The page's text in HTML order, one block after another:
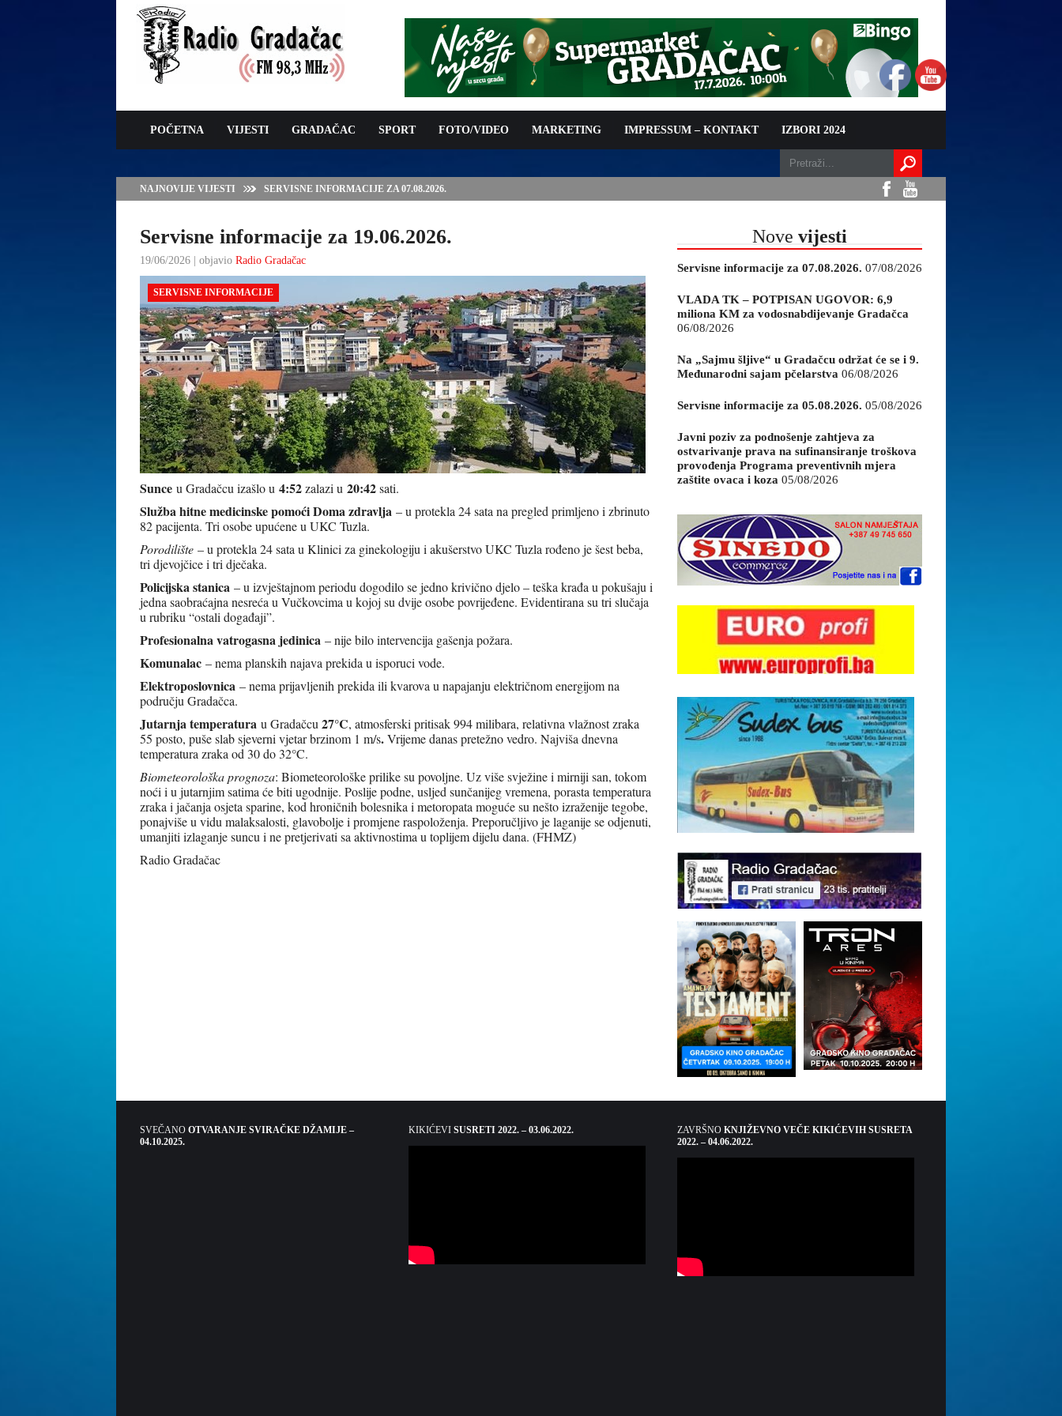
POČETNA VIJESTI GRADAČAC SPORT FOTO/VIDEO MARKETING IMPRESSUM – KONTAKT IZBORI 2024
NAJNOVIJE VIJESTI
VLADA TK – POTPISAN UGOVOR: 6,9 MILIONA KM ZA VODOSNABDIJEVANJE
GRADAČCA
Servisne informacije za 19.06.2026.
19/06/2026 | objavio Radio Gradačac
SERVISNE INFORMACIJE
Sunce u Gradačcu izašlo u 4:52zalazi u 20:42sati.
Služba hitne medicinske pomoći Doma zdravlja – u protekla 24 sata na pregled primljeno i zbrinuto
82 pacijenta. Tri osobe upućene u UKC Tuzla.
Porodilište – u protekla 24 sata u Klinici za ginekologiju i akušerstvo UKC Tuzla rođeno je šest beba,
tri djevojčice i tri dječaka.
Policijska stanica – u izvještajnom periodu dogodilo se jedno krivično djelo – teška krađa u pokušaju i
jedna saobraćajna nesreća u Vučkovcima u kojoj su dvije osobe povrijeđene. Evidentirana su tri slučaja
u rubriku “ostali događaji”.
Profesionalna vatrogasna jedinica – nije bilo intervencija gašenja požara.
Komunalac – nema planskih najava prekida u isporuci vode.
Elektroposlovnica – nema prijavljenih prekida ili kvarova u napajanju električnom energijom na
području Gradačca.
Jutarnja temperatura u Gradačcu 27°C, atmosferski pritisak 994 milibara, relativna vlažnost zraka
55 posto, puše slab sjeverni vjetar brzinom 1 m/s.Vrijeme danas pretežno vedro. Najviša dnevna
temperatura zraka od 30 do 32°C.
Biometeorološka prognoza: Biometeorološke prilike su povoljne. Uz više svježine i mirniji san, tokom
noći i u jutarnjim satima će biti ugodnije. Poslije podne, usljed sunčanijeg vremena, porasta temperatura
zraka i jačanja osjeta sparine, kod hroničnih bolesnika i metoropata moguće su nešto izraženije tegobe,
ponajviše u vidu malaksalosti, glavobolje i promjene raspoloženja. Preporučljivo je laganije se odjenuti,
umanjiti izlaganje suncu i ne pretjerivati sa aktivnostima u toplijem dijelu dana. (FHMZ)
Radio Gradačac
Nove vijesti
Servisne informacije za 07.08.2026. 07/08/2026
VLADA TK – POTPISAN UGOVOR: 6,9
miliona KM za vodosnabdijevanje Gradačca
06/08/2026
Na „Sajmu šljive“ u Gradačcu održat će se i 9.
Međunarodni sajam pčelarstva 06/08/2026
Servisne informacije za 05.08.2026. 05/08/2026
Javni poziv za podnošenje zahtjeva za
ostvarivanje prava na sufinansiranje troškova
provođenja Programa preventivnih mjera
zaštite ovaca i koza 05/08/2026
SVEČANO OTVARANJE SVIRAČKE DŽAMIJE –
04.10.2025.
KIKIĆEVI SUSRETI 2022. – 03.06.2022. ZAVRŠNO KNJIŽEVNO VEČE KIKIĆEVIH SUSRETA
2022. – 04.06.2022.